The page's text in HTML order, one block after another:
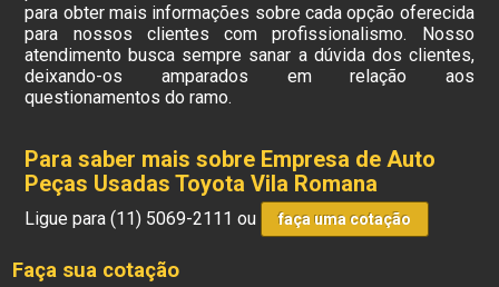
para obter mais informações sobre cada opção oferecida
para nossos clientes com profissionalismo. Nosso
atendimento busca sempre sanar a dúvida dos clientes,
deixando-os amparados em relação aos
questionamentos do ramo.
Para saber mais sobre Empresa de Auto
Peças Usadas Toyota Vila Romana
Ligue para(11) 5069-2111 ou faça uma cotação
Faça sua cotação